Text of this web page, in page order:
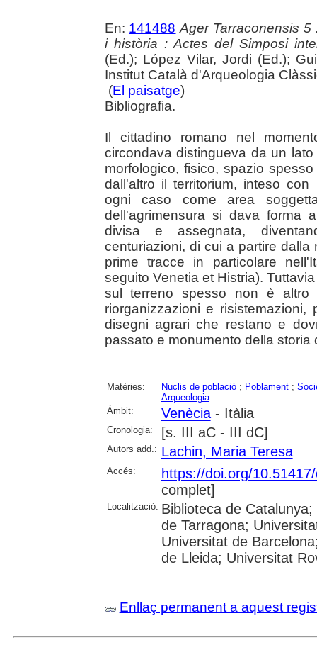
En: 141488 Ager Tarraconensis
i història : Actes del Simposi
(Ed.); López Vilar, Jordi (Ed.);
Institut Català d'Arqueologia
(El paisatge)
Bibliografia.
Il cittadino romano nel
circondava distingueva da un
morfologico, fisico, spazio
dall'altro il territorium, inteso
ogni caso come area
dell'agrimensura si dava forma
divisa e assegnata,
centuriazioni, di cui a partire
prime tracce in particolare
seguito Venetia et Histria).
sul terreno spesso non è
riorganizzazioni e
disegni agrari che restano e
passato e monumento della storia
Matèries: Nuclis de població; Poblament;
Arqueologia
Àmbit:
Venècia- Itàlia
Cronologia: [s. III aC - III dC]
Autors add.: Lachin, Maria Teresa
Accés:
https://doi.org/
complet]
Localització: Biblioteca de
de Tarragona;
Universitat de
de Lleida; Universitat
Enllaç permanent a aquest